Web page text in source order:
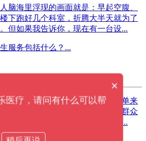
脑海里浮现的画面就是：早起空腹、
下跑好几个科室，折腾大半天就为了
但如果我告诉你，现在有一台设...
服务包括什么？...
社区看病诊疗和公共卫生服务，简单来
生服务由财政支撑，面向辖区常住群众
是做疾病预防和长期健康管理，主...
×
医疗，请问有什么可以帮